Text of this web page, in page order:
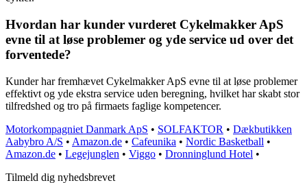
Hvordan har kunder vurderet Cykelmakker ApS
evne til at løse problemer og yde service ud over det
forventede?
Kunder har fremhævet Cykelmakker ApS evne til at løse problemer
effektivt og yde ekstra service uden beregning, hvilket har skabt stor
tilfredshed og tro på firmaets faglige kompetencer.
Motorkompagniet Danmark ApS • SOLFAKTOR • Dækbutikken
Aabybro A/S • Amazon.de • Cafeunika • Nordic Basketball •
Amazon.de • Legejunglen • Viggo • Dronninglund Hotel •
Tilmeld dig nyhedsbrevet